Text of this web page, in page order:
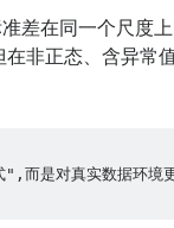
差在同一个尺度
非正态、含异常
",而是对真实数据环